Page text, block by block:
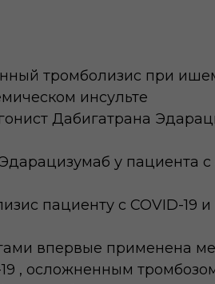
тромболизис при
инсульте
Дабигатрана
у пациента
пациенту с COVID-19
впервые применена
, осложненным